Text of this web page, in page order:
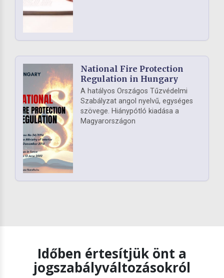
National Fire Protection
Regulation in Hungary
A hatályos Országos Tűzvédelmi
Szabályzat angol nyelvű, egységes
szövege. Hiánypótló kiadása a
Magyarországon
Időben értesítjük önt a
jogszabályváltozásokról